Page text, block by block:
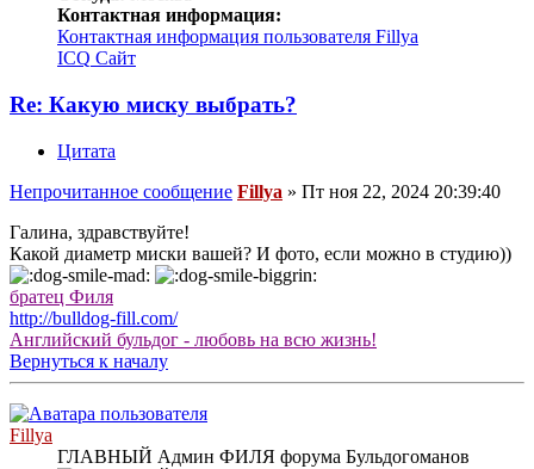
Контактная информация:
Контактная информация пользователя Fillya
ICQ Сайт
Re: Какую миску выбрать?
Цитата
Непрочитанное сообщение Fillya » Пт ноя 22, 2024 20:39:40
Галина, здравствуйте!
Какой диаметр миски вашей? И фото, если можно в студию))
братец Филя
http://bulldog-fill.com/
Английский бульдог - любовь на всю жизнь!
Вернуться к началу
Fillya
ГЛАВНЫЙ Админ ФИЛЯ форума Бульдогоманов